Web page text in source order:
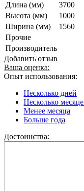
Длина (мм)
3700
Высота (мм)
1000
Ширина (мм)
1560
Прочие
Производитель
Добавить отзыв
Ваша оценка:
Опыт использования:
Несколько дней
Несколько
Менее месяца
Больше года
Достоинства: